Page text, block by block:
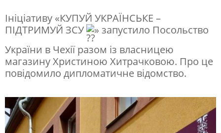
п
у
й
у
к
а
ї
Ініціативу «КУПУЙ УКРАЇНСЬКЕ –
ПІДТРИМУЙ ЗСУ
» запустило Посольство
України в Чехії разом із власницею
магазину Христиною Хитрачковою. Про це
повідомило дипломатичне відомство.